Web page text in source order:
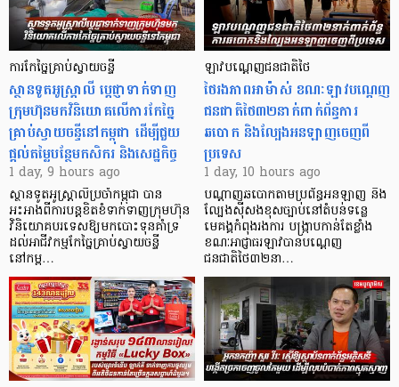
ការកែច្នៃគ្រាប់ស្វាយចន្ទី
ស្ថានទូតអូស្ត្រាលី ប្តេជ្ញាទាក់ទាញ
ក្រុមហ៊ុនមក​វិនិយោគលើការកែច្នៃ
គ្រាប់ស្វាយចន្ទីនៅកម្ពុជា ដើម្បីជួយ
ផ្តល់តម្លៃបន្ថែមកសិករ និងសេដ្ឋកិច្ច
1 day, 9 hours ago
ស្ថានទូតអូស្ត្រាលីប្រចាំកម្ពុជា បាន
អះអាងពីការបន្តខិតខំទាក់ទាញក្រុមហ៊ុន
វិនិយោគបរទេសឱ្យមកបោះទុនគាំទ្រ
ដល់អាជីវកម្មកែច្នៃគ្រាប់ស្វាយចន្ទី
នៅកម្ព…
ឡាវបណ្តេញជនជាតិថៃ
ថៃរងភាពអាម៉ាស់ ខណៈឡាវបណ្តេញ
ជនជាតិថៃ៣២នាក់ពាក់ព័ន្ធការ
ឆបោក និងល្បែងអនឡាញចេញពី
ប្រទេស
1 day, 10 hours ago
បណ្តាញឆបោកតាមប្រព័ន្ធអនឡាញ និង
ល្បែងស៊ីសងខុសច្បាប់នៅតំបន់ទន្លេ
មេគង្គកំពុងរងការ បង្ក្រាប​កាន់តែខ្លាំង
ខណៈអាជ្ញាធរឡាវបានបណ្តេញ
ជនជាតិថៃ៣២នា…